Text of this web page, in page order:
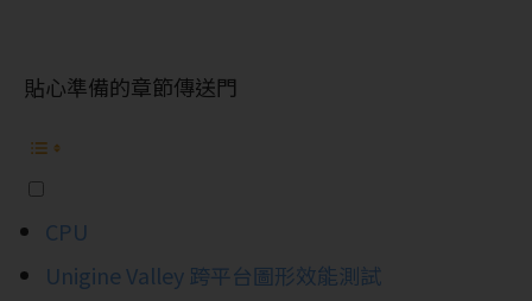
貼心準備的章節傳送門
CPU
Unigine Valley 跨平台圖形效能測試